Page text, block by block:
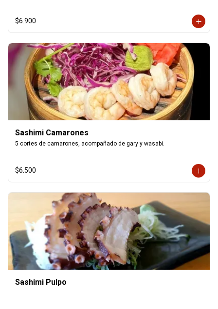
$6.900
Sashimi Camarones
5 cortes de camarones, acompañado de gary y wasabi.
$6.500
Sashimi Pulpo